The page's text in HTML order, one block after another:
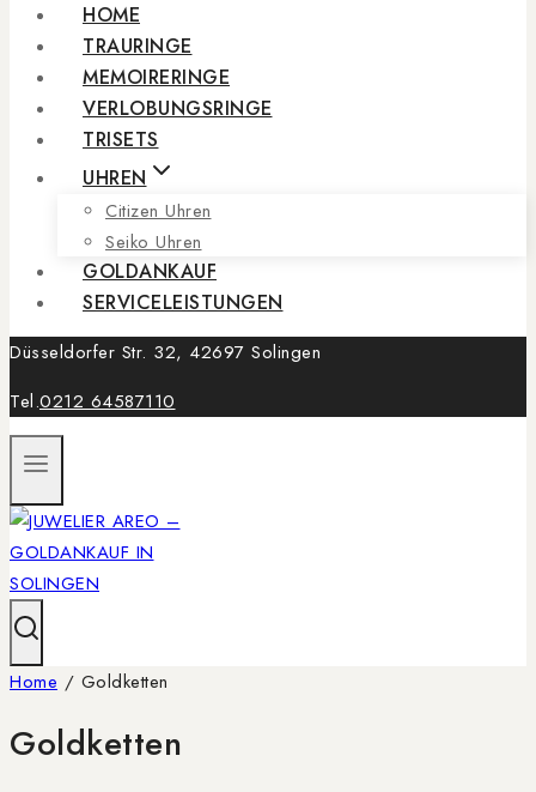
HOME
TRAURINGE
MEMOIRERINGE
VERLOBUNGSRINGE
TRISETS
UHREN
Citizen Uhren
Seiko Uhren
GOLDANKAUF
SERVICELEISTUNGEN
Düsseldorfer Str. 32, 42697 Solingen
Tel.0212 64587110
Home / Goldketten
Goldketten